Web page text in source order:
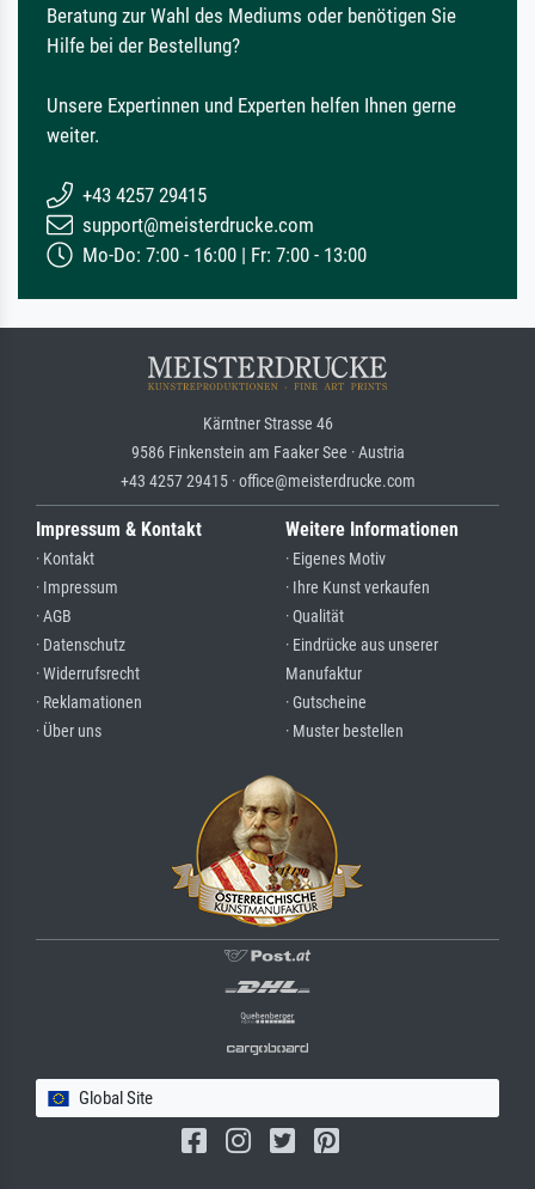
Beratung zur Wahl des Mediums oder benötigen Sie
Hilfe bei der Bestellung?
Unsere Expertinnen und Experten helfen Ihnen gerne
weiter.
+43 4257 29415
support@meisterdrucke.com
Mo-Do: 7:00 - 16:00 | Fr: 7:00 - 13:00
Kärntner Strasse 46
9586 Finkenstein am Faaker See · Austria
+43 4257 29415 · office@meisterdrucke.com
Impressum & Kontakt
· Kontakt
· Impressum
· AGB
· Datenschutz
· Widerrufsrecht
· Reklamationen
· Über uns
Weitere Informationen
· Eigenes Motiv
· Ihre Kunst verkaufen
· Qualität
· Eindrücke aus unserer
Manufaktur
· Gutscheine
· Muster bestellen
Global Site